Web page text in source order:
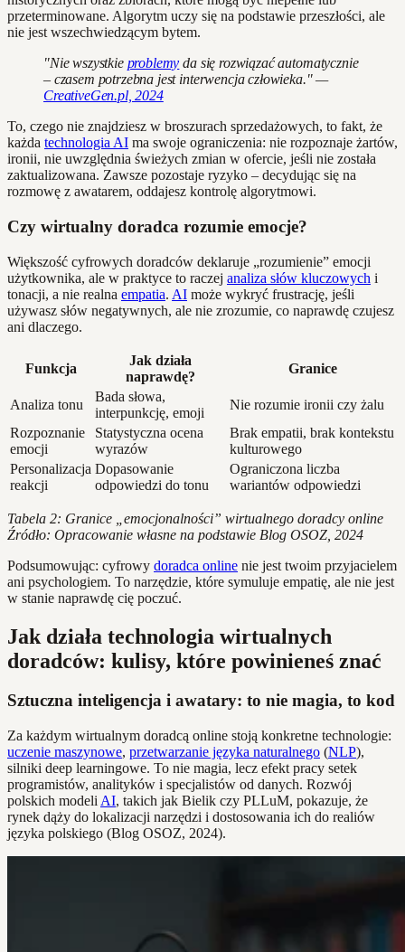
przeterminowane. Algorytm uczy się na podstawie przeszłości, ale
nie jest wszechwiedzącym bytem.
"Nie wszystkie problemy da się rozwiązać automatycznie
– czasem potrzebna jest interwencja człowieka." —
CreativeGen.pl, 2024
To, czego nie znajdziesz w broszurach sprzedażowych, to fakt, że
każda technologia AI ma swoje ograniczenia: nie rozpoznaje żartów,
ironii, nie uwzględnia świeżych zmian w ofercie, jeśli nie została
zaktualizowana. Zawsze pozostaje ryzyko – decydując się na
rozmowę z awatarem, oddajesz kontrolę algorytmowi.
Czy wirtualny doradca rozumie emocje?
Większość cyfrowych doradców deklaruje „rozumienie” emocji
użytkownika, ale w praktyce to raczej analiza słów kluczowych i
tonacji, a nie realna empatia. AI może wykryć frustrację, jeśli
używasz słów negatywnych, ale nie zrozumie, co naprawdę czujesz
ani dlaczego.
Funkcja
Jak działa
naprawdę?
Granice
Analiza tonu
Bada słowa,
interpunkcję, emoji
Nie rozumie ironii czy żalu
Rozpoznanie
emocji
Statystyczna ocena
wyrazów
Brak empatii, brak kontekstu
kulturowego
Personalizacja
reakcji
Dopasowanie
odpowiedzi do tonu
Ograniczona liczba
wariantów odpowiedzi
Tabela 2: Granice „emocjonalności” wirtualnego doradcy online
Źródło: Opracowanie własne na podstawie Blog OSOZ, 2024
Podsumowując: cyfrowy doradca online nie jest twoim przyjacielem
ani psychologiem. To narzędzie, które symuluje empatię, ale nie jest
w stanie naprawdę cię poczuć.
Jak działa technologia wirtualnych
doradców: kulisy, które powinieneś znać
Sztuczna inteligencja i awatary: to nie magia, to kod
Za każdym wirtualnym doradcą online stoją konkretne technologie:
uczenie maszynowe, przetwarzanie języka naturalnego (NLP),
silniki deep learningowe. To nie magia, lecz efekt pracy setek
programistów, analityków i specjalistów od danych. Rozwój
polskich modeli AI, takich jak Bielik czy PLLuM, pokazuje, że
rynek dąży do lokalizacji narzędzi i dostosowania ich do realiów
języka polskiego (Blog OSOZ, 2024).